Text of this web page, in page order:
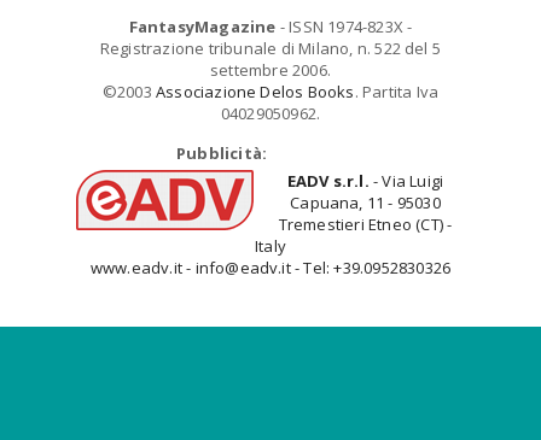
FantasyMagazine - ISSN 1974-823X -
Registrazione tribunale di Milano, n. 522 del 5
settembre 2006.
©2003 Associazione Delos Books. Partita Iva
04029050962.
Pubblicità:
EADV s.r.l. - Via Luigi
Capuana, 11 - 95030
Tremestieri Etneo (CT) -
Italy
www.eadv.it - info@eadv.it - Tel: +39.0952830326